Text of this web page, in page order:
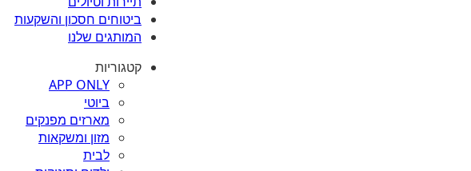
ביטוחים חסכון והשקעות
המותגים שלנו
קטגוריות
APP ONLY
ביוטי
מארזים מפנקים
מזון ומשקאות
לבית